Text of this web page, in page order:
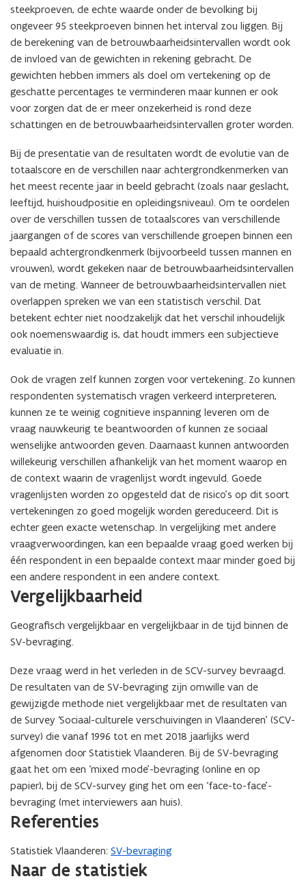
steekproeven, de echte waarde onder de bevolking bij
ongeveer 95 steekproeven binnen het interval zou liggen. Bij
de berekening van de betrouwbaarheidsintervallen wordt ook
de invloed van de gewichten in rekening gebracht. De
gewichten hebben immers als doel om vertekening op de
geschatte percentages te verminderen maar kunnen er ook
voor zorgen dat de er meer onzekerheid is rond deze
schattingen en de betrouwbaarheidsintervallen groter worden.
Bij de presentatie van de resultaten wordt de evolutie van de
totaalscore en de verschillen naar achtergrondkenmerken van
het meest recente jaar in beeld gebracht (zoals naar geslacht,
leeftijd, huishoudpositie en opleidingsniveau). Om te oordelen
over de verschillen tussen de totaalscores van verschillende
jaargangen of de scores van verschillende groepen binnen een
bepaald achtergrondkenmerk (bijvoorbeeld tussen mannen en
vrouwen), wordt gekeken naar de betrouwbaarheidsintervallen
van de meting. Wanneer de betrouwbaarheidsintervallen niet
overlappen spreken we van een statistisch verschil. Dat
betekent echter niet noodzakelijk dat het verschil inhoudelijk
ook noemenswaardig is, dat houdt immers een subjectieve
evaluatie in.
Ook de vragen zelf kunnen zorgen voor vertekening. Zo kunnen
respondenten systematisch vragen verkeerd interpreteren,
kunnen ze te weinig cognitieve inspanning leveren om de
vraag nauwkeurig te beantwoorden of kunnen ze sociaal
wenselijke antwoorden geven. Daarnaast kunnen antwoorden
willekeurig verschillen afhankelijk van het moment waarop en
de context waarin de vragenlijst wordt ingevuld. Goede
vragenlijsten worden zo opgesteld dat de risico’s op dit soort
vertekeningen zo goed mogelijk worden gereduceerd. Dit is
echter geen exacte wetenschap. In vergelijking met andere
vraagverwoordingen, kan een bepaalde vraag goed werken bij
één respondent in een bepaalde context maar minder goed bij
een andere respondent in een andere context.
Vergelijkbaarheid
Geografisch vergelijkbaar en vergelijkbaar in de tijd binnen de
SV-bevraging.
Deze vraag werd in het verleden in de SCV-survey bevraagd.
De resultaten van de SV-bevraging zijn omwille van de
gewijzigde methode niet vergelijkbaar met de resultaten van
de Survey ‘Sociaal-culturele verschuivingen in Vlaanderen’ (SCV-
survey) die vanaf 1996 tot en met 2018 jaarlijks werd
afgenomen door Statistiek Vlaanderen. Bij de SV-bevraging
gaat het om een ‘mixed mode’-bevraging (online en op
papier), bij de SCV-survey ging het om een ‘face-to-face’-
bevraging (met interviewers aan huis).
Referenties
Statistiek Vlaanderen: SV-bevraging
Naar de statistiek